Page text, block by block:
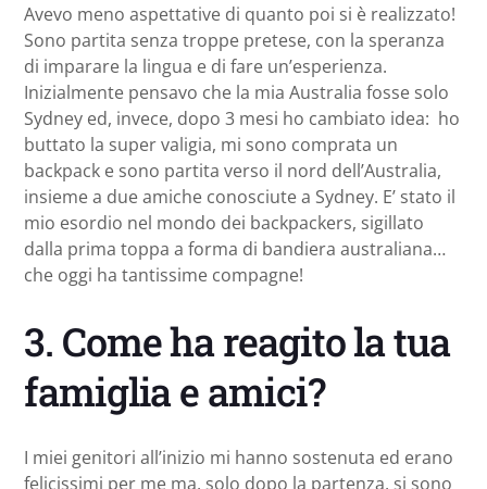
Avevo meno aspettative di quanto poi si è realizzato!
Sono partita senza troppe pretese, con la speranza
di imparare la lingua e di fare un’esperienza.
Inizialmente pensavo che la mia Australia fosse solo
Sydney ed, invece, dopo 3 mesi ho cambiato idea: ho
buttato la super valigia, mi sono comprata un
backpack e sono partita verso il nord dell’Australia,
insieme a due amiche conosciute a Sydney. E’ stato il
mio esordio nel mondo dei backpackers, sigillato
dalla prima toppa a forma di bandiera australiana…
che oggi ha tantissime compagne!
3. Come ha reagito la tua
famiglia e amici?
I miei genitori all’inizio mi hanno sostenuta ed erano
felicissimi per me ma, solo dopo la partenza, si sono